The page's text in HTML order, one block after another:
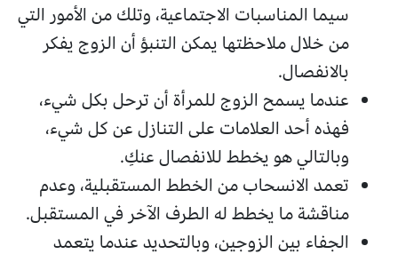
سيما المناسبات الاجتماعية، وتلك من الأمور التي
من خلال ملاحظتها يمكن التنبؤ أن الزوج يفكر
بالانفصال.
عندما يسمح الزوج للمرأة أن ترحل بكل شيء،
فهذه أحد العلامات على التنازل عن كل شيء،
وبالتالي هو يخطط للانفصال عنكِ.
تعمد الانسحاب من الخطط المستقبلية، وعدم
مناقشة ما يخطط له الطرف الآخر في المستقبل.
الجفاء بين الزوجين، وبالتحديد عندما يتعمد